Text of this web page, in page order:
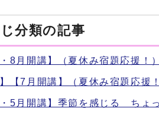
分類の記事
・8月開講】（夏休み宿題応援
】【7月開講】（夏休み宿題応
・5月開講】季節を感じる ちょ